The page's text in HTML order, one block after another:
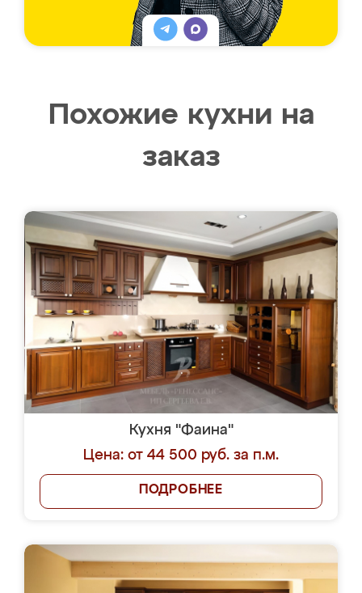
Похожие кухни на
заказ
Кухня "Фаина"
Цена: от 44 500 руб. за п.м.
ПОДРОБНЕЕ